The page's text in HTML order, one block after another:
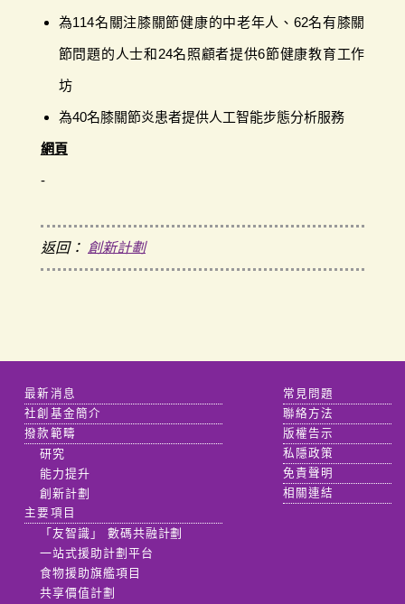
為114名關注膝關節健康的中老年人、62名有膝關
節問題的人士和24名照顧者提供6節健康教育工作
坊
為40名膝關節炎患者提供人工智能步態分析服務
網頁
-
返回： 創新計劃
最新消息
社創基金簡介
撥款範疇
研究
能力提升
創新計劃
主要項目
「友智識」 數碼共融計劃
一站式援助計劃平台
食物援助旗艦項目
共享價值計劃
常見問題
聯絡方法
版權告示
私隱政策
免責聲明
相關連結